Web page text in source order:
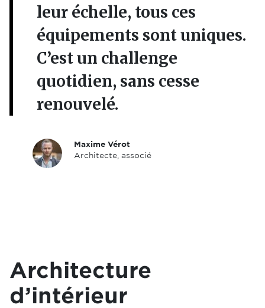
leur échelle, tous ces
équipements sont uniques.
C’est un challenge
quotidien, sans cesse
renouvelé.
Maxime Vérot
Architecte, associé
Architecture
d’intérieur